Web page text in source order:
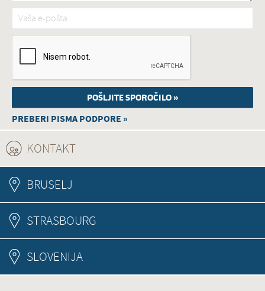
Vaša e-pošta*
PREBERI PISMA PODPORE »
KONTAKT
BRUSELJ
STRASBOURG
SLOVENIJA